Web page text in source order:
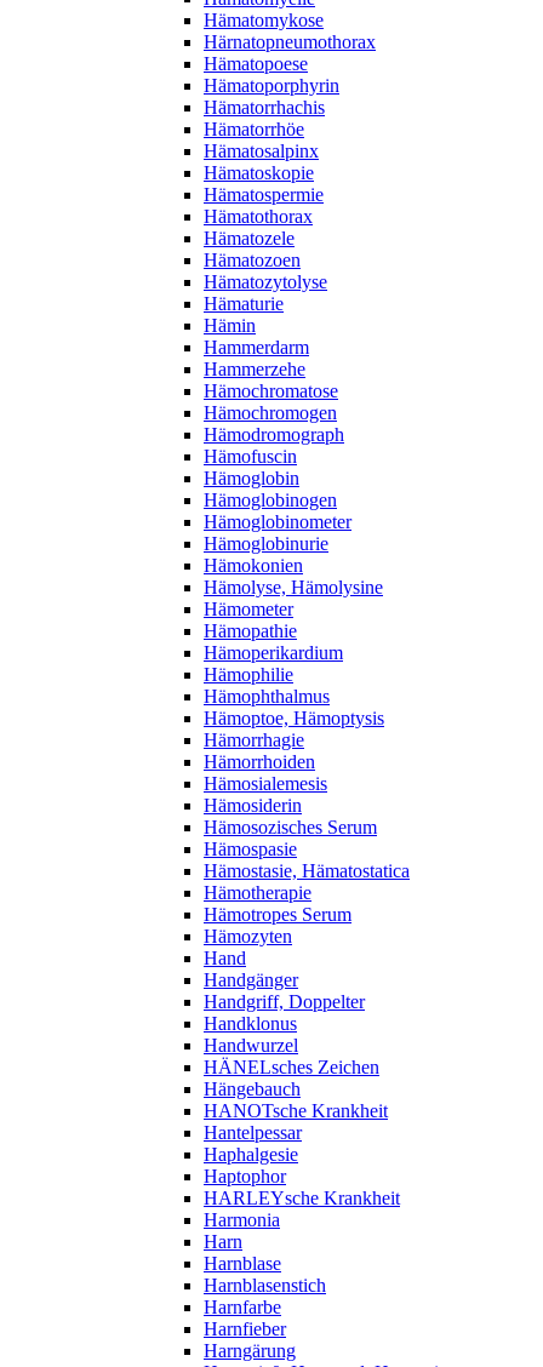
Hämatomykose
Härnatopneumothorax
Hämatopoese
Hämatoporphyrin
Hämatorrhachis
Hämatorrhöe
Hämatosalpinx
Hämatoskopie
Hämatospermie
Hämatothorax
Hämatozele
Hämatozoen
Hämatozytolyse
Hämaturie
Hämin
Hammerdarm
Hammerzehe
Hämochromatose
Hämochromogen
Hämodromograph
Hämofuscin
Hämoglobin
Hämoglobinogen
Hämoglobinometer
Hämoglobinurie
Hämokonien
Hämolyse, Hämolysine
Hämometer
Hämopathie
Hämoperikardium
Hämophilie
Hämophthalmus
Hämoptoe, Hämoptysis
Hämorrhagie
Hämorrhoiden
Hämosialemesis
Hämosiderin
Hämosozisches Serum
Hämospasie
Hämostasie, Hämatostatica
Hämotherapie
Hämotropes Serum
Hämozyten
Hand
Handgänger
Handgriff, Doppelter
Handklonus
Handwurzel
HÄNELsches Zeichen
Hängebauch
HANOTsche Krankheit
Hantelpessar
Haphalgesie
Haptophor
HARLEYsche Krankheit
Harmonia
Harn
Harnblase
Harnblasenstich
Harnfarbe
Harnfieber
Harngärung